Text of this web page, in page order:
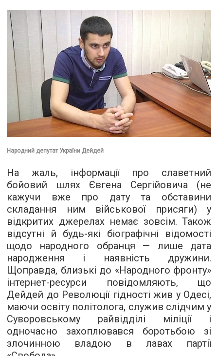
Народний депутат України Дейдей
На жаль, інформації про славетний
бойовий шлях Євгена Сергійовича (не
кажучи вже про дату та обставини
складання ним військової присяги) у
відкритих джерелах немає зовсім. Також
відсутні й будь-які біографічні відомості
щодо народного обранця — лише дата
народження і наявність дружини.
Щоправда, близькі до «Народного фронту»
інтернет-ресурси повідомляють, що
Дейдей до Революції гідності жив у Одесі,
маючи освіту політолога, служив слідчим у
Суворовському райвідділі міліції і
одночасно захоплювався боротьбою зі
злочинною владою в лавах партії